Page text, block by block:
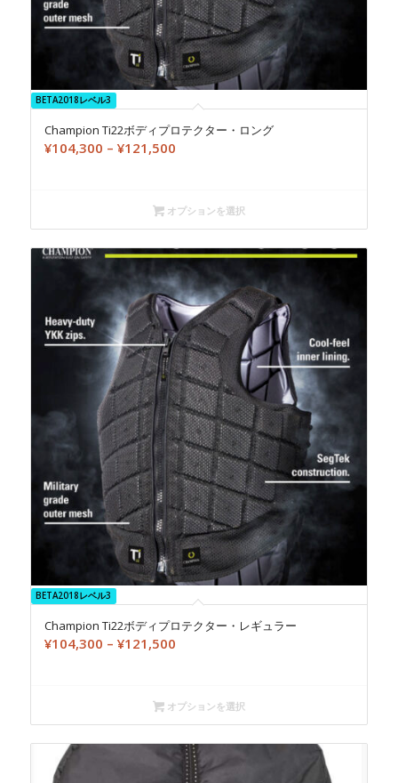
BETA2018レベル3
Champion Ti22ボディプロテクター・ロング
¥104,300 – ¥121,500価
¥104,300
–
¥121,500
オプションを選択
BETA2018レベル3
Champion Ti22ボディプロテクター・レギュラー
¥104,300 – ¥121,500価
¥104,300
–
¥121,500
オプションを選択